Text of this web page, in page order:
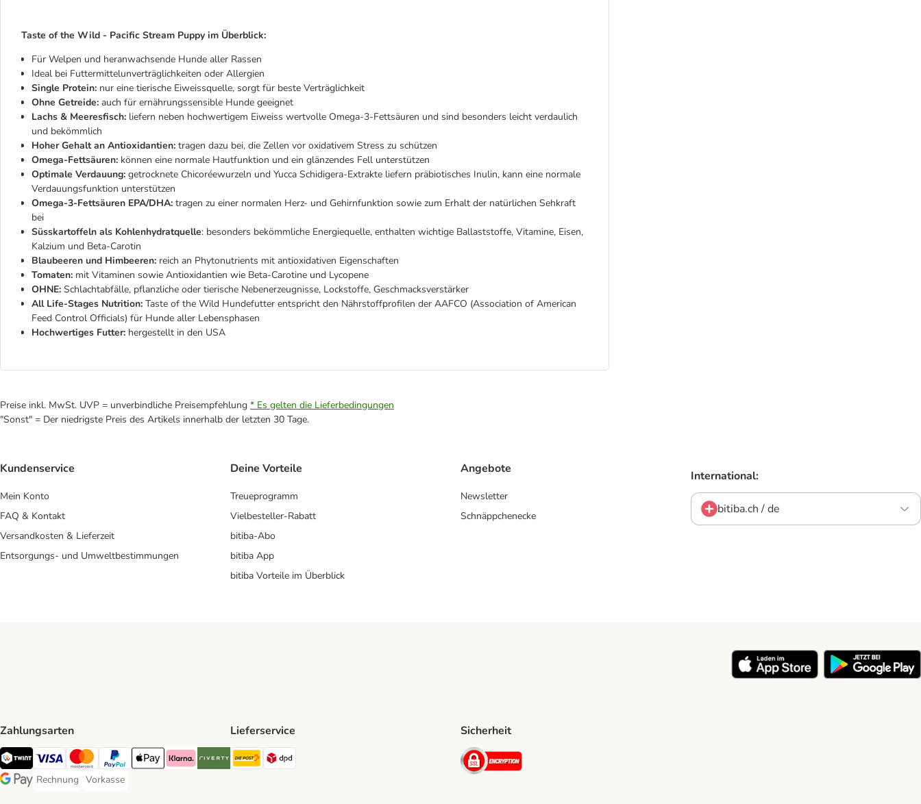
Taste of the Wild - Pacific Stream Puppy im Überblick:
Für Welpen und heranwachsende Hunde aller Rassen
Ideal bei Futtermittelunverträglichkeiten oder Allergien
Single Protein: nur eine tierische Eiweissquelle, sorgt für beste Verträglichkeit
Ohne Getreide: auch für ernährungssensible Hunde geeignet
Lachs & Meeresfisch: liefern neben hochwertigem Eiweiss wertvolle Omega-3-Fettsäuren und sind besonders leicht verdaulich
und bekömmlich
Hoher Gehalt an Antioxidantien: tragen dazu bei, die Zellen vor oxidativem Stress zu schützen
Omega-Fettsäuren: können eine normale Hautfunktion und ein glänzendes Fell unterstützen
Optimale Verdauung: getrocknete Chicoréewurzeln und Yucca Schidigera-Extrakte liefern präbiotisches Inulin, kann eine normale
Verdauungsfunktion unterstützen
Omega-3-Fettsäuren EPA/DHA: tragen zu einer normalen Herz- und Gehirnfunktion sowie zum Erhalt der natürlichen Sehkraft
bei
Süsskartoffeln als Kohlenhydratquelle: besonders bekömmliche Energiequelle, enthalten wichtige Ballaststoffe, Vitamine, Eisen,
Kalzium und Beta-Carotin
Blaubeeren und Himbeeren: reich an Phytonutrients mit antioxidativen Eigenschaften
Tomaten: mit Vitaminen sowie Antioxidantien wie Beta-Carotine und Lycopene
OHNE: Schlachtabfälle, pflanzliche oder tierische Nebenerzeugnisse, Lockstoffe, Geschmacksverstärker
All Life-Stages Nutrition: Taste of the Wild Hundefutter entspricht den Nährstoffprofilen der AAFCO (Association of American
Feed Control Officials) für Hunde aller Lebensphasen
Hochwertiges Futter: hergestellt in den USA
Preise inkl. MwSt. UVP = unverbindliche Preisempfehlung * Es gelten die Lieferbedingungen
"Sonst" = Der niedrigste Preis des Artikels innerhalb der letzten 30 Tage.
Kundenservice
Mein Konto
FAQ & Kontakt
Versandkosten & Lieferzeit
Entsorgungs- und Umweltbestimmungen
Deine Vorteile
Treueprogramm
Vielbesteller-Rabatt
bitiba-Abo
bitiba App
bitiba Vorteile im Überblick
Angebote
Newsletter
Schnäppchenecke
International:
bitiba.ch / de
Zahlungsarten
TWINT Payment Method
Visa Payment Method
MasterCard Payment Method
PayPal Payment Method
Apple Pay Payment Method
Klarna Payment Method
Riverty Payment Method
Google Pay Payment Method
Rechnung
Rechnung Payment Method
Vorkasse
Vorkasse Payment Method
Lieferservice
Die Post Shipping Method
Sicherheit
Security